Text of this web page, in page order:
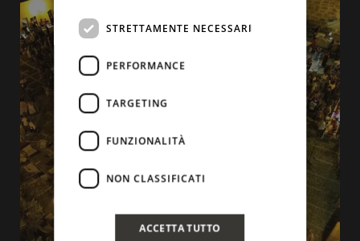
STRETTAMENTE NECESSARI
PERFORMANCE
TARGETING
FUNZIONALITÀ
NON CLASSIFICATI
ACCETTA TUTTO